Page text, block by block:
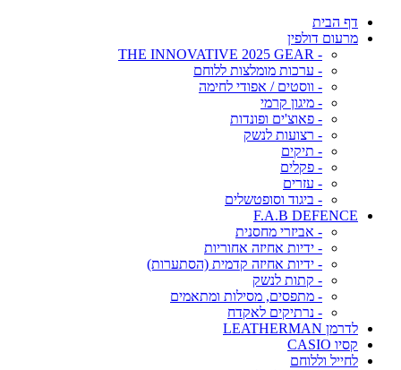
דף הבית
מרעום דולפין
- THE INNOVATIVE 2025 GEAR
- ערכות מומלצות ללוחם
- ווסטים / אפודי לחימה
- מיגון קרמי
- פאוצ'ים ופונדות
- רצועות לנשק
- תיקים
- פקלים
- עזרים
- ביגוד וסופטשלים
F.A.B DEFENCE
- אביזרי מחסנית
- ידיות אחיזה אחוריות
- ידיות אחיזה קדמית (הסתערות)
- קתות לנשק
- מתפסים, מסילות ומתאמים
- נרתיקים לאקדח
לדרמן LEATHERMAN
קסיו CASIO
לחייל וללוחם